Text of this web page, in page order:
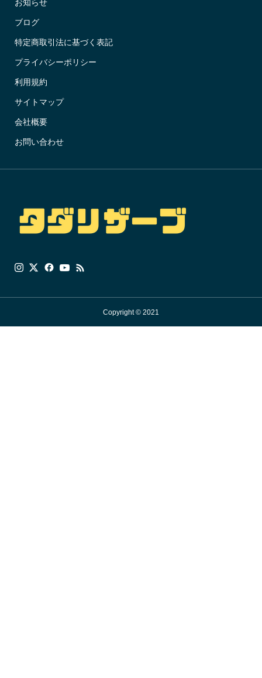
お知らせ
ブログ
特定商取引法に基づく表記
プライバシーポリシー
利用規約
サイトマップ
会社概要
お問い合わせ
Copyright © 2021